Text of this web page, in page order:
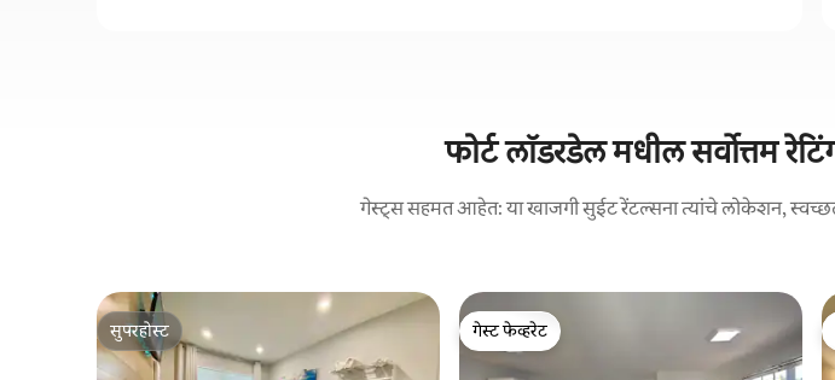
फोर्ट लॉडरडेल मधील सर्वोत्तम
गेस्ट्स सहमत आहेत: या खाजगी सुईट रेंटल्सना त्यांचे लोकेशन,
सुपरहोस्ट
सुपरहोस्ट
गेस्ट फेव्हरेट
गेस्ट फेव्हरेट